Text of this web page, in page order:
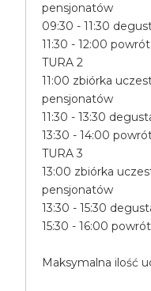
pensjonatów
09:30 - 11:30
11:30 - 12:00
TURA 2
11:00 zbiórka
pensjonatów
11:30 - 13:30
13:30 - 14:00
TURA 3
13:00 zbiórka
pensjonatów
13:30 - 15:30
15:30 - 16:00
Maksymalna ilość